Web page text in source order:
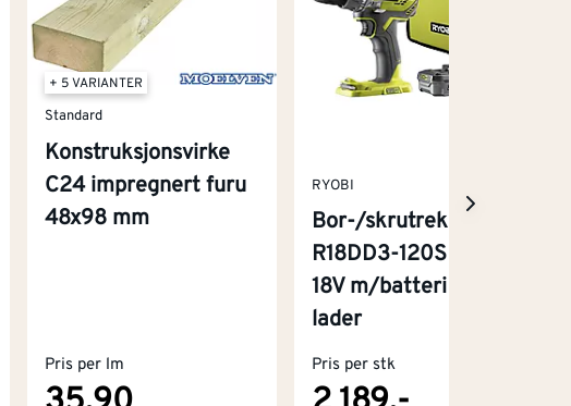
+ 5 VARIANTER
Standard
Konstruksjonsvirke
C24 impregnert furu
48x98 mm
Pris per lm
RYOBI
Bor-/skrutrekker
R18DD3-120S One+
18V m/batteri og
lader
Pris per stk